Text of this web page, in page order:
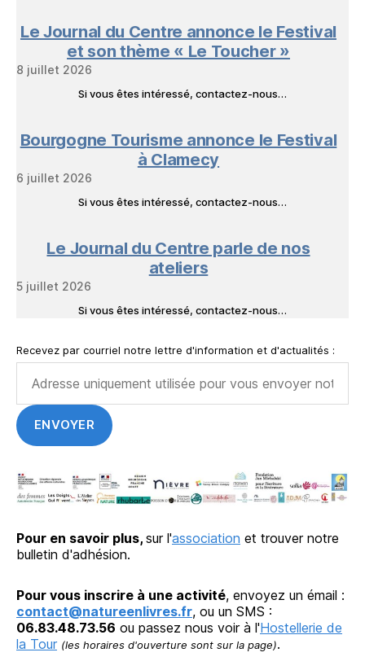
Le Journal du Centre annonce le Festival
et son thème « Le Toucher »
8 juillet 2026
Si vous êtes intéressé, contactez-nous…
Bourgogne Tourisme annonce le Festival
à Clamecy
6 juillet 2026
Si vous êtes intéressé, contactez-nous…
Le Journal du Centre parle de nos
ateliers
5 juillet 2026
Si vous êtes intéressé, contactez-nous…
Recevez par courriel notre lettre d'information et d'actualités :
Pour en savoir plus, sur l'association et trouver notre
bulletin d'adhésion.
Pour vous inscrire à une activité, envoyez un émail :
contact@natureenlivres.fr, ou un SMS :
06.83.48.73.56 ou passez nous voir à l'Hostellerie de
la Tour (les horaires d'ouverture sont sur la page).